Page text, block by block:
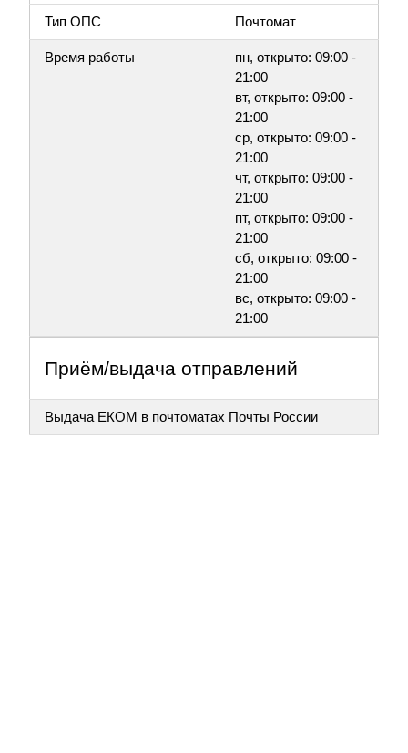
Тип ОПС Почтомат
Время работы
пн, открыто: 09:00 -
21:00
вт, открыто: 09:00 -
21:00
ср, открыто: 09:00 -
21:00
чт, открыто: 09:00 -
21:00
пт, открыто: 09:00 -
21:00
сб, открыто: 09:00 -
21:00
вс, открыто: 09:00 -
21:00
Приём/выдача отправлений
Выдача ЕКОМ в почтоматах Почты России